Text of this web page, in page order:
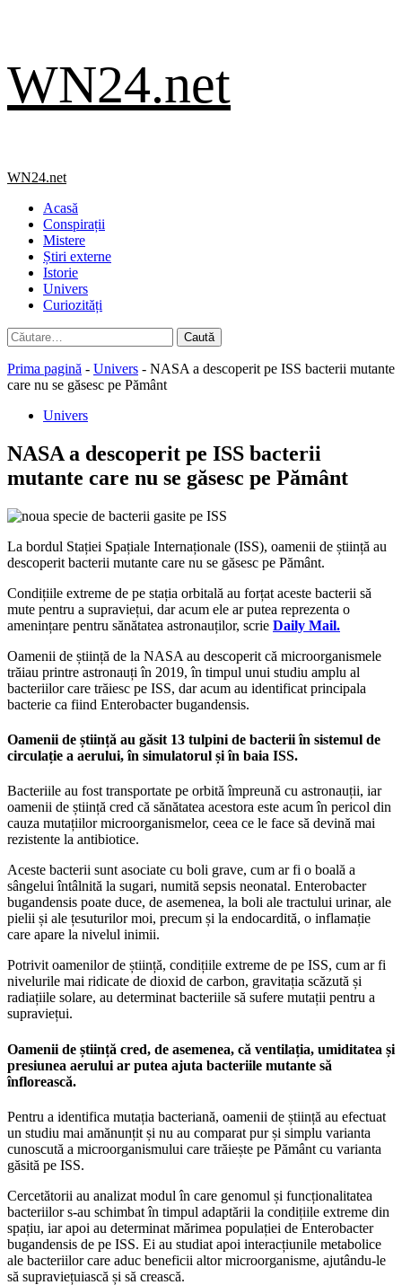
to
content
WN24.net
Primary
WN24.net
Acasă
Conspirații
Mistere
Știri externe
Istorie
Univers
Curiozități
Caută
după:
Prima pagină - Univers - NASA a descoperit pe ISS bacterii mutante
care nu se găsesc pe Pământ
Univers
NASA a descoperit pe ISS bacterii
mutante care nu se găsesc pe Pământ
La bordul Stației Spațiale Internaționale (ISS), oamenii de știință au
descoperit bacterii mutante care nu se găsesc pe Pământ.
Condițiile extreme de pe stația orbitală au forțat aceste bacterii să
mute pentru a supraviețui, dar acum ele ar putea reprezenta o
amenințare pentru sănătatea astronauților, scrie Daily Mail.
Oamenii de știință de la NASA au descoperit că microorganismele
trăiau printre astronauți în 2019, în timpul unui studiu amplu al
bacteriilor care trăiesc pe ISS, dar acum au identificat principala
bacterie ca fiind Enterobacter bugandensis.
Oamenii de știință au găsit 13 tulpini de bacterii în sistemul de
circulație a aerului, în simulatorul și în baia ISS.
Bacteriile au fost transportate pe orbită împreună cu astronauții, iar
oamenii de știință cred că sănătatea acestora este acum în pericol din
cauza mutațiilor microorganismelor, ceea ce le face să devină mai
rezistente la antibiotice.
Aceste bacterii sunt asociate cu boli grave, cum ar fi o boală a
sângelui întâlnită la sugari, numită sepsis neonatal. Enterobacter
bugandensis poate duce, de asemenea, la boli ale tractului urinar, ale
pielii și ale țesuturilor moi, precum și la endocardită, o inflamație
care apare la nivelul inimii.
Potrivit oamenilor de știință, condițiile extreme de pe ISS, cum ar fi
nivelurile mai ridicate de dioxid de carbon, gravitația scăzută și
radiațiile solare, au determinat bacteriile să sufere mutații pentru a
supraviețui.
Oamenii de știință cred, de asemenea, că ventilația, umiditatea și
presiunea aerului ar putea ajuta bacteriile mutante să
înflorească.
Pentru a identifica mutația bacteriană, oamenii de știință au efectuat
un studiu mai amănunțit și nu au comparat pur și simplu varianta
cunoscută a microorganismului care trăiește pe Pământ cu varianta
găsită pe ISS.
Cercetătorii au analizat modul în care genomul și funcționalitatea
bacteriilor s-au schimbat în timpul adaptării la condițiile extreme din
spațiu, iar apoi au determinat mărimea populației de Enterobacter
bugandensis de pe ISS. Ei au studiat apoi interacțiunile metabolice
ale bacteriilor care aduc beneficii altor microorganisme, ajutându-le
să supraviețuiască și să crească.